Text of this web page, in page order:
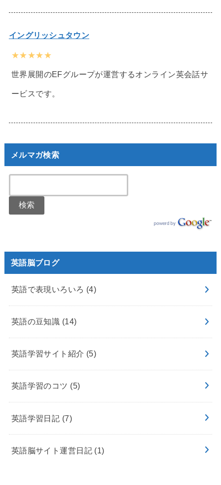
イングリッシュタウン
★★★★★
世界展開のEFグループが運営するオンライン英会話サ
ービスです。
メルマガ検索
英語脳ブログ
英語で表現いろいろ (4)
英語の豆知識 (14)
英語学習サイト紹介 (5)
英語学習のコツ (5)
英語学習日記 (7)
英語脳サイト運営日記 (1)